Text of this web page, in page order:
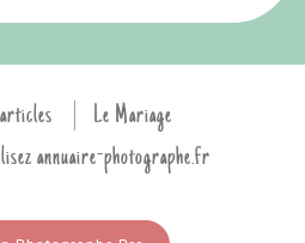
Le Mariage
annuaire-photographe.fr